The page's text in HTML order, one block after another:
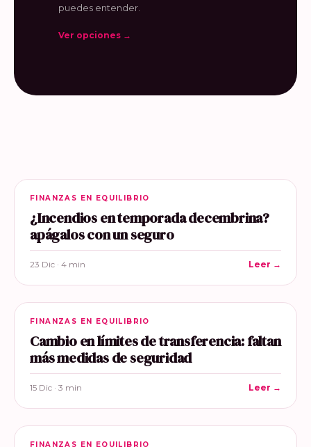
puedes entender.
Ver opciones →
FINANZAS EN EQUILIBRIO
¿Incendios en temporada decembrina?
apágalos con un seguro
23 Dic · 4 min Leer →
FINANZAS EN EQUILIBRIO
Cambio en límites de transferencia: faltan
más medidas de seguridad
15 Dic · 3 min Leer →
FINANZAS EN EQUILIBRIO